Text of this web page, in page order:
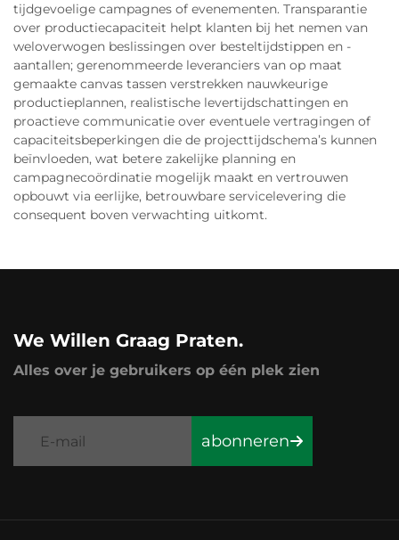
tijdgevoelige campagnes of evenementen. Transparantie
over productiecapaciteit helpt klanten bij het nemen van
weloverwogen beslissingen over besteltijdstippen en -
aantallen; gerenommeerde leveranciers van op maat
gemaakte canvas tassen verstrekken nauwkeurige
productieplannen, realistische levertijdschattingen en
proactieve communicatie over eventuele vertragingen of
capaciteitsbeperkingen die de projecttijdschema’s kunnen
beïnvloeden, wat betere zakelijke planning en
campagnecoördinatie mogelijk maakt en vertrouwen
opbouwt via eerlijke, betrouwbare servicelevering die
consequent boven verwachting uitkomt.
We Willen Graag Praten.
Alles over je gebruikers op één plek zien
abonneren